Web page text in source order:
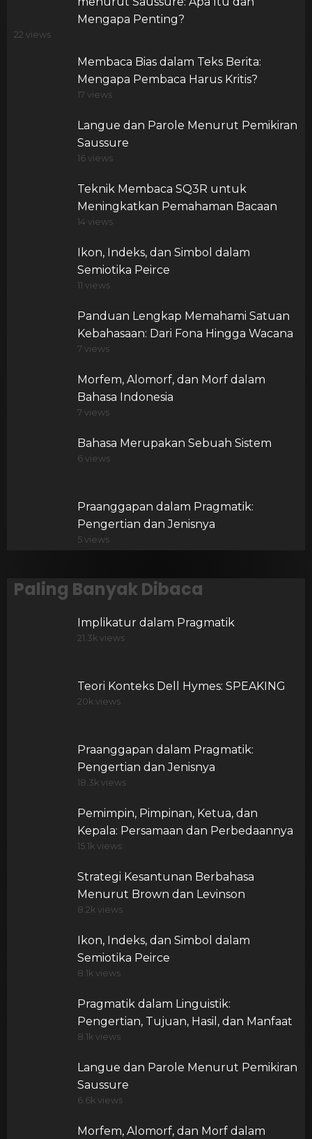
Mengapa Penting?
22 views
Membaca Bias dalam Teks Berita:
Mengapa Pembaca Harus Kritis?
17 views
Langue dan Parole Menurut Pemikiran
Saussure
16 views
Teknik Membaca SQ3R untuk
Meningkatkan Pemahaman Bacaan
14 views
Ikon, Indeks, dan Simbol dalam
Semiotika Peirce
11 views
Panduan Lengkap Memahami Satuan
Kebahasaan: Dari Fona Hingga Wacana
7 views
Morfem, Alomorf, dan Morf dalam
Bahasa Indonesia
7 views
Bahasa Merupakan Sebuah Sistem
6 views
Praanggapan dalam Pragmatik:
Pengertian dan Jenisnya
5 views
Paling Banyak Dibaca
Implikatur dalam Pragmatik
21.3k views
Teori Konteks Dell Hymes: SPEAKING
20k views
Praanggapan dalam Pragmatik:
Pengertian dan Jenisnya
18.3k views
Pemimpin, Pimpinan, Ketua, dan
Kepala: Persamaan dan Perbedaannya
15.1k views
Strategi Kesantunan Berbahasa
Menurut Brown dan Levinson
8.2k views
Ikon, Indeks, dan Simbol dalam
Semiotika Peirce
8.1k views
Pragmatik dalam Linguistik:
Pengertian, Tujuan, Hasil, dan Manfaat
8.1k views
Langue dan Parole Menurut Pemikiran
Saussure
6.6k views
Morfem, Alomorf, dan Morf dalam